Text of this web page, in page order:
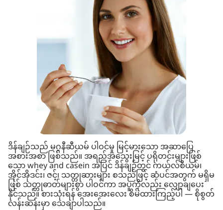
ဒိန်ချဉ်သည် မဂ္ဂနီဆီယမ် ပါဝင်မှု မြင့်မားသော အဆာပြေ
အစားအစာ ဖြစ်သည်။ အရည်အသွေးမြင့် ပရိုတင်းများဖြစ်
သော whey and casein အပြင် ဒိန်ချဉ်တွင် ကယ်လ်စီယမ်၊
အိုင်အိုဒင်း၊ ဇင့်၊ သတ္တုဆားများ စသည်ဖြင့် ဆံပင်အတွက် မရှိမ
ဖြစ် သတ္တုဓာတ်များစွာ ပါဝင်ကာ အပူကိုလည်း လျှော့ချပေး
နိုင်သည်။ စားသုံးရန် အေးအေးလေး စိမ်ထားကြည့်ပါ — စိုစွတ်
လန်းဆန်းမှာ သေချာပါသည်။